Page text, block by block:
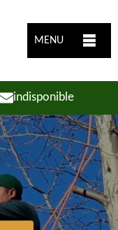
MENU
indisponible